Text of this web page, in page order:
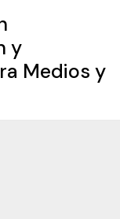
y
Medios y